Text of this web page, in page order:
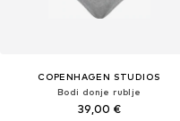
COPENHAGEN STUDIOS
Bodi donje rublje
39,00 €